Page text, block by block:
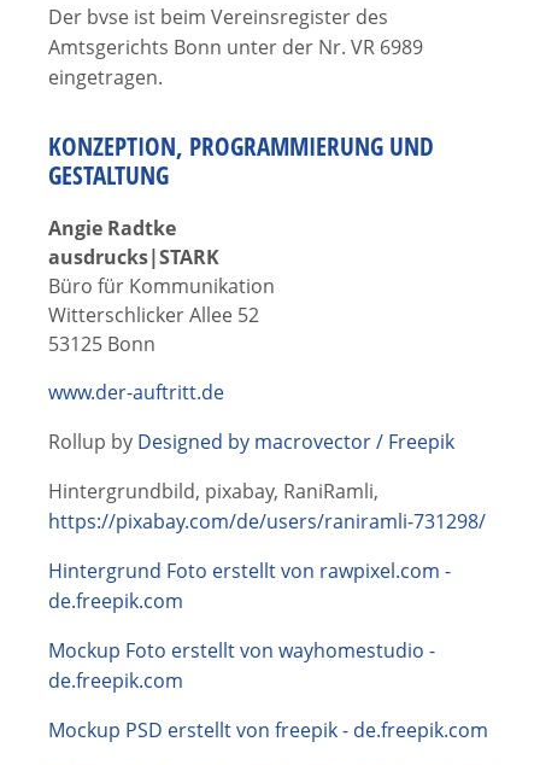
Der bvse ist beim Vereinsregister des
Amtsgerichts Bonn unter der Nr. VR 6989
eingetragen.
KONZEPTION, PROGRAMMIERUNG UND
GESTALTUNG
Angie Radtke
ausdrucks|STARK
Büro für Kommunikation
Witterschlicker Allee 52
53125 Bonn
www.der-auftritt.de
Rollup by Designed by macrovector / Freepik
Hintergrundbild, pixabay, RaniRamli,
https://pixabay.com/de/users/raniramli-731298/
Hintergrund Foto erstellt von rawpixel.com -
de.freepik.com
Mockup Foto erstellt von wayhomestudio -
de.freepik.com
Mockup PSD erstellt von freepik - de.freepik.com